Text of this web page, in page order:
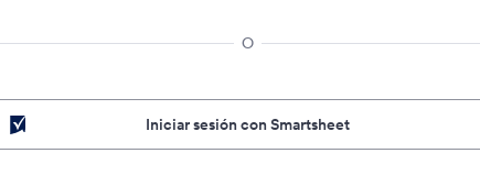
O
Iniciar sesión con Smartsheet